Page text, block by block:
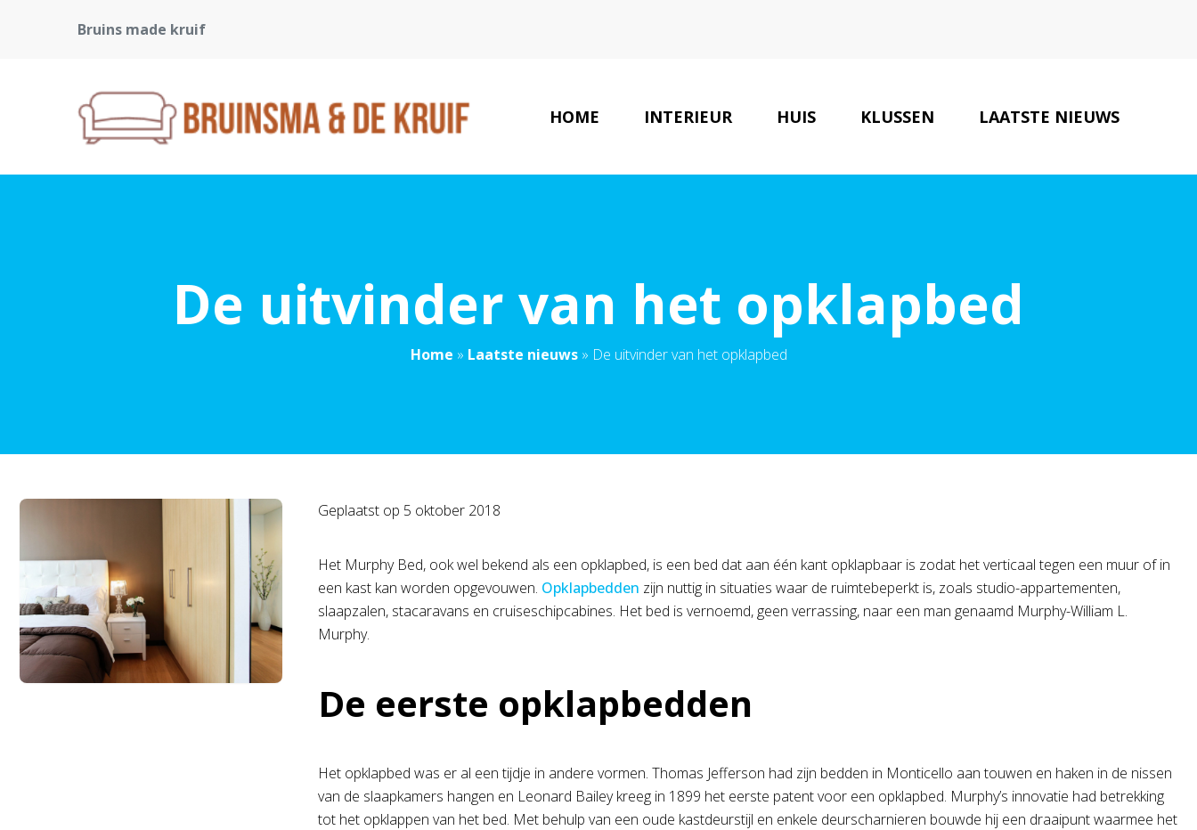
Bruins made kruif
HOME INTERIEUR HUIS KLUSSEN LAATSTE NIEUWS
De uitvinder van het opklapbed
Home » Laatste nieuws» De uitvinder van het opklapbed
Geplaatst op 5 oktober 2018
Het Murphy Bed, ook wel bekend als een opklapbed, is een bed dat aan één kant opklapbaar is zodat het verticaal tegen een muur of in
een kast kan worden opgevouwen. Opklapbedden zijn nuttig in situaties waar de ruimtebeperkt is, zoals studio-appartementen,
slaapzalen, stacaravans en cruiseschipcabines. Het bed is vernoemd, geen verrassing, naar een man genaamd Murphy-William L.
Murphy.
De eerste opklapbedden
Het opklapbed was er al een tijdje in andere vormen. Thomas Jefferson had zijn bedden in Monticello aan touwen en haken in de nissen
van de slaapkamers hangen en Leonard Bailey kreeg in 1899 het eerste patent voor een opklapbed. Murphy’s innovatie had betrekking
tot het opklappen van het bed. Met behulp van een oude kastdeurstijl en enkele deurscharnieren bouwde hij een draaipunt waarmee het